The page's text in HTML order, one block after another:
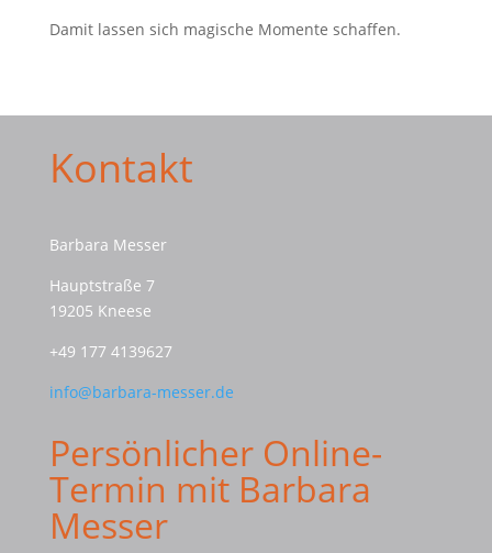
Damit lassen sich magische Momente schaffen.
Kontakt
Barbara Messer
Hauptstraße 7
19205 Kneese
+49 177 4139627
info@barbara-messer.de
Persönlicher Online-
Termin mit Barbara
Messer